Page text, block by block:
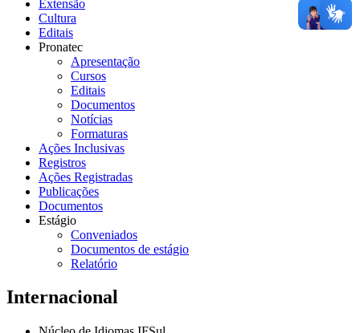
Extensão
Cultura
Editais
Pronatec
Apresentação
Cursos
Editais
Documentos
Notícias
Formaturas
Ações Inclusivas
Registros
Ações Registradas
Publicações
Documentos
Estágio
Conveniados
Documentos de estágio
Relatório
Internacional